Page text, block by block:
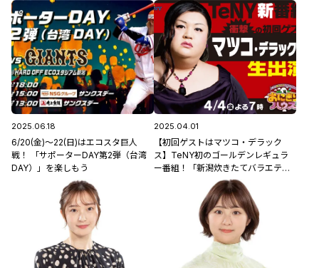
2025.06.18
6/20(金)〜22(日)はエコスタ巨人
戦！ 「サポーターDAY第2弾（台湾
DAY）」を楽しもう
2025.04.01
【初回ゲストはマツコ・デラック
ス】TeNY初のゴールデンレギュラ
ー番組！「新潟炊きたてバラエティ
ー おにぎりハウス」4/4(金)よる7時
から放送開始。